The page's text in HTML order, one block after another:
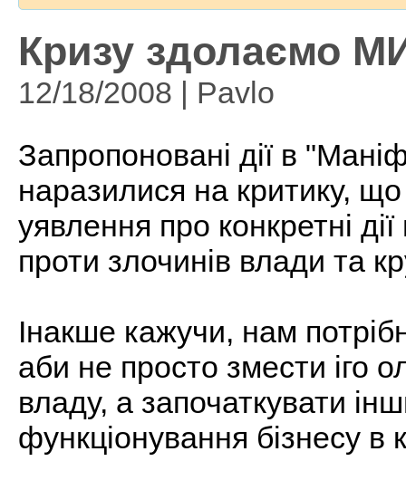
Кризу здолаємо
12/18/2008 | Pavlo
Запропоновані дії в
наразилися на критику,
уявлення про конкретні
проти злочинів влади та
Інакше кажучи, нам
аби не просто змести іго
владу, а започаткувати
функціонування бізнесу в